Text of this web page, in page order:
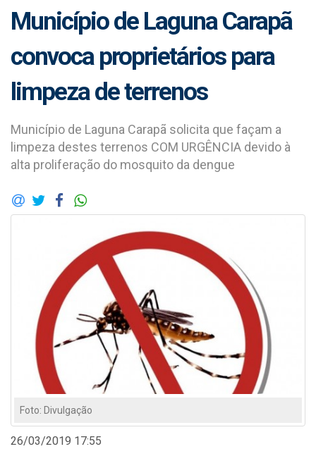
Município de Laguna Carapã
convoca proprietários para
limpeza de terrenos
Município de Laguna Carapã solicita que façam a
limpeza destes terrenos COM URGÊNCIA devido à
alta proliferação do mosquito da dengue
Foto: Divulgação
26/03/2019 17:55